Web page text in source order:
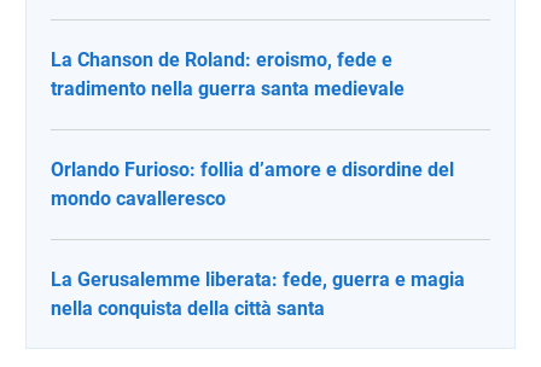
La Chanson de Roland: eroismo, fede e
tradimento nella guerra santa medievale
Orlando Furioso: follia d’amore e disordine del
mondo cavalleresco
La Gerusalemme liberata: fede, guerra e magia
nella conquista della città santa